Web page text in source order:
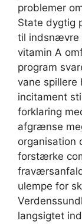
problemer
State dygtig
til indsnævre
vitamin A
program
vane spillere
incitament
forklaring
afgrænse
organisation
forstærke
ulempe for
langsigtet